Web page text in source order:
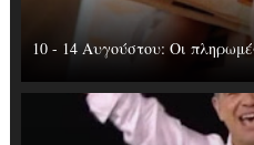
10 - 14 Αυγούστου: Οι